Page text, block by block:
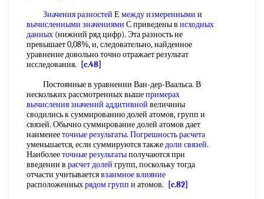
Значения разностей Е между измеренными и
вычисленными значениями С приведены в исходных
данных (нижний ряд цифр). Эта разность не
превышает 0,08%, и, следовательно, найденное
уравнение довольно точно отражает результат
исследования.
[c.48]
Постоянные в уравнении Ван-дер-Ваальса. В
нескольких рассмотренных вышепримерах
вычислениязначений аддитивной величины
сводились к суммированию долей атомов, групп и
связей. Обычно суммирование долей атомов дает
наименееточные результаты. Погрешность расчета
уменьшается, если суммируются такжедоли связей.
Наиболееточные результатыполучаются при
введении в расчет долей групп, поскольку тогда
отчасти учитываетсявзаимное влияние
расположенныхрядом групп и атомов.
[c.82]